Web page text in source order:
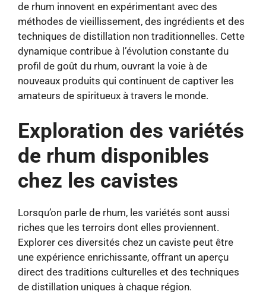
de rhum innovent en expérimentant avec des
méthodes de vieillissement, des ingrédients et des
techniques de distillation non traditionnelles. Cette
dynamique contribue à l’évolution constante du
profil de goût du rhum, ouvrant la voie à de
nouveaux produits qui continuent de captiver les
amateurs de spiritueux à travers le monde.
Exploration des variétés
de rhum disponibles
chez les cavistes
Lorsqu’on parle de rhum, les variétés sont aussi
riches que les terroirs dont elles proviennent.
Explorer ces diversités chez un caviste peut être
une expérience enrichissante, offrant un aperçu
direct des traditions culturelles et des techniques
de distillation uniques à chaque région.